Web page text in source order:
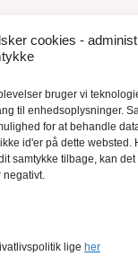
cookies -
bruger vi
til enhedsoplysninger.
for at behandle
id'er på dette websted.
samtykke tilbage, kan det
negativt.
lige her
rapporter